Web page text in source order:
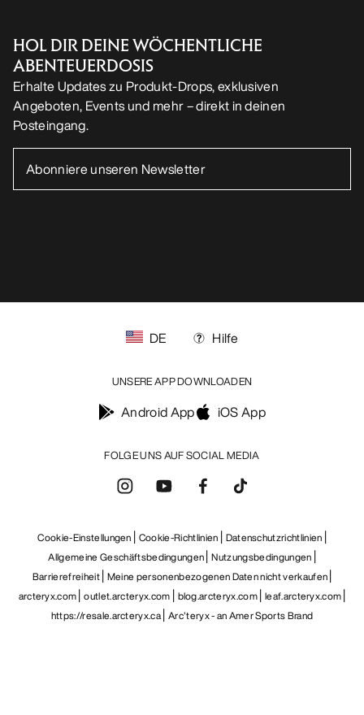
HOL DIR DEINE WÖCHENTLICHE
ABENTEUERDOSIS
Erhalte Updates zu Produkt-Drops, exklusiven
Angeboten, Events und mehr – direkt in deinen
Posteingang.
FOLGE UNS AUF SOCIAL MEDIA
DE Hilfe
UNSERE APP DOWNLOADEN
Android App iOS App
Cookie-Einstellungen Cookie-Richtlinien Datenschutzrichtlinien
Allgemeine Geschäftsbedingungen Nutzungsbedingungen
Barrierefreiheit Meine personenbezogenen Daten nicht verkaufen
arcteryx.com outlet.arcteryx.com blog.arcteryx.com leaf.arcteryx.com
https://resale.arcteryx.ca Arc'teryx - an Amer Sports Brand